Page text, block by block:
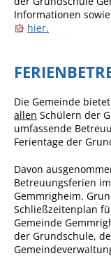
Informationen
hier.
Die Gemeinde
allen Schülern der
umfassende
Ferientage der
Davon
Betreuungsferien
Gemmrigheim.
Schließzeitenplan
Gemeinde
der Grundschule,